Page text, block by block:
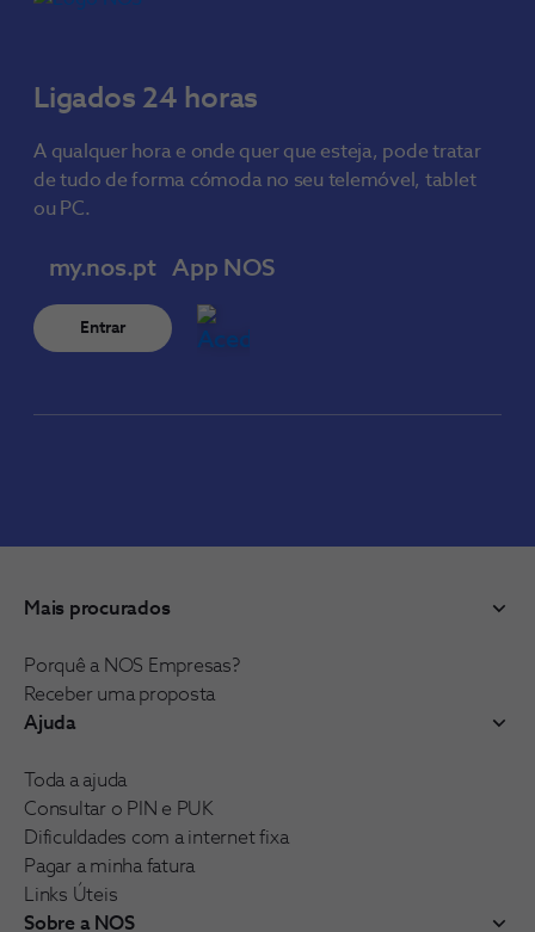
Ligados 24 horas
A qualquer hora e onde quer que esteja, pode tratar
de tudo de forma cómoda no seu telemóvel, tablet
ou PC.
my.nos.pt
Entrar
App NOS
Mais procurados
Porquê a NOS Empresas?
Receber uma proposta
Ajuda
Toda a ajuda
Consultar o PIN e PUK
Dificuldades com a internet fixa
Pagar a minha fatura
Links Úteis
Sobre a NOS